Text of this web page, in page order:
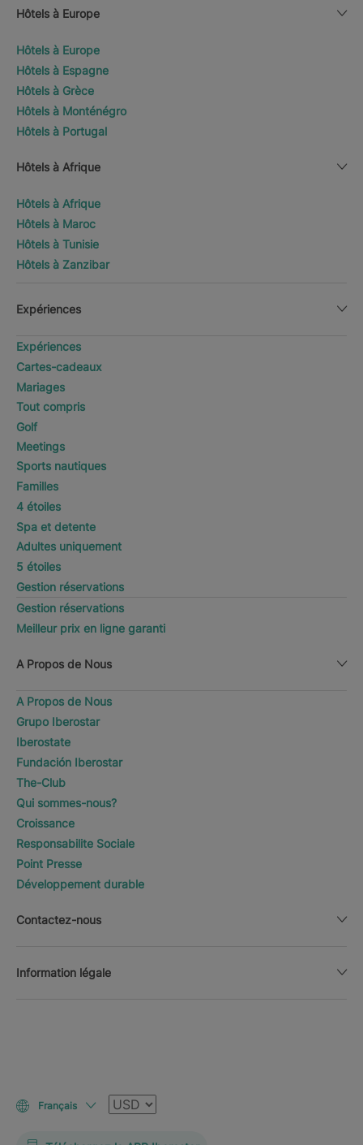
Hôtels à Europe
Hôtels à Europe
Hôtels à Espagne
Hôtels à Grèce
Hôtels à Monténégro
Hôtels à Portugal
Hôtels à Afrique
Hôtels à Afrique
Hôtels à Maroc
Hôtels à Tunisie
Hôtels à Zanzibar
Expériences
Expériences
Cartes-cadeaux
Mariages
Tout compris
Golf
Meetings
Sports nautiques
Familles
4 étoiles
Spa et detente
Adultes uniquement
5 étoiles
Gestion réservations
Gestion réservations
Meilleur prix en ligne garanti
A Propos de Nous
A Propos de Nous
Grupo Iberostar
Iberostate
Fundación Iberostar
The-Club
Qui sommes-nous?
Croissance
Responsabilite Sociale
Point Presse
Développement durable
Contactez-nous
Information légale
Français Devise